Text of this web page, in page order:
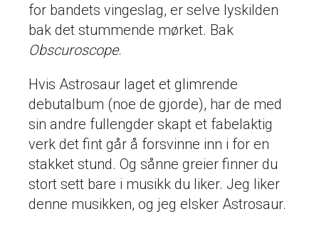
for bandets vingeslag, er selve lyskilden
bak det stummende mørket. Bak
Obscuroscope.
Hvis Astrosaur laget et glimrende
debutalbum (noe de gjorde), har de med
sin andre fullengder skapt et fabelaktig
verk det fint går å forsvinne inn i for en
stakket stund. Og sånne greier finner du
stort sett bare i musikk du liker. Jeg liker
denne musikken, og jeg elsker Astrosaur.